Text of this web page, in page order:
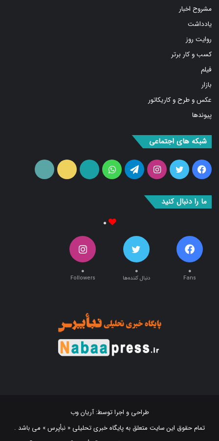
مشروح اخبار
یادداشت
روایت روز
کسب و کار برتر
فیلم
بازار
عکس و طرح و کاریکاتور
پیوندها
شبکه های اجتماعی
فیس
توییتر اینستاگرامتلگرام واتس
آپارات ایتا
ما را دنبال کنید
۰
۰
Fans
۰
دنبال کننده‌ها
۰
Followers
طراحی و اجرا توسط:آریان وب
تمام حقوق این سایت متعلق به پایگاه خبری تحلیلی « نبأپرس » می باشد .